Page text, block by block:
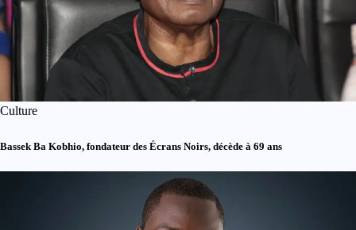
Culture
Bassek Ba Kobhio, fondateur des Écrans Noirs, décède à 69 ans